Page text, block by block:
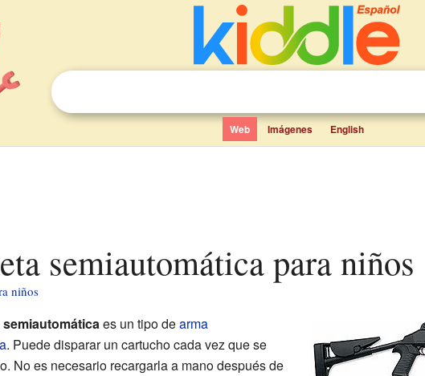
Web Imágenes English
semiautomática para niños
niños
es un tipo dearma
. Puede disparar un cartucho cada vez que se
No es necesario recargarla a mano después de